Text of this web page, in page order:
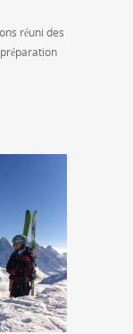
réuni des